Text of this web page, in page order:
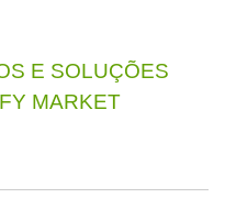
E SOLUÇÕES
MARKET